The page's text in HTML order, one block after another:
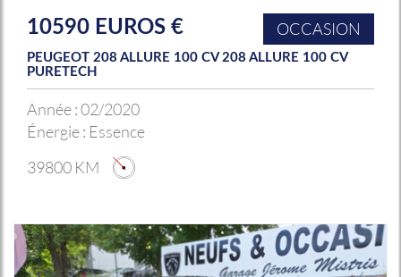
10590 EUROS € OCCASION
PEUGEOT 208 ALLURE 100 CV 208 ALLURE 100 CV
PURETECH
Année :02/2020
Énergie : Essence
39800 KM